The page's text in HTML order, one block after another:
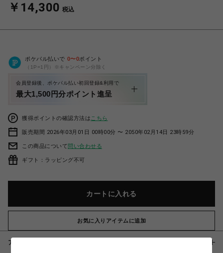
￥14,300 税込
ポケパル払いで 0〜0ポイント
（1P=1円）※キャンペーン分除く
会員登録後、ポケパル払い初回登録&利用で
最大1,500円分ポイント進呈
獲得ポイントの確認方法は こちら
販売期間 2026年03月01日 00時00分 〜 2050年02月14日 23時59分
この商品について問い合わせる
ギフト：ラッピング不可
カートに入れる
お気に入りアイテムに追加
アイテム説明 / 素材